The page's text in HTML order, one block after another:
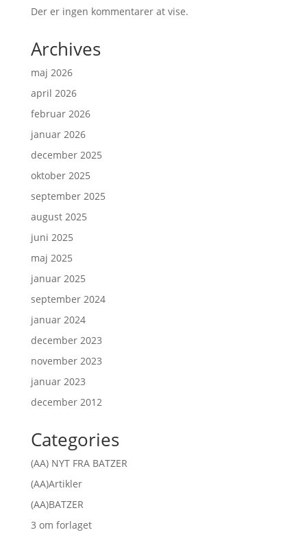
Der er ingen kommentarer at vise.
Archives
maj 2026
april 2026
februar 2026
januar 2026
december 2025
oktober 2025
september 2025
august 2025
juni 2025
maj 2025
januar 2025
september 2024
januar 2024
december 2023
november 2023
januar 2023
december 2012
Categories
(AA) NYT FRA BATZER
(AA)Artikler
(AA)BATZER
3 om forlaget